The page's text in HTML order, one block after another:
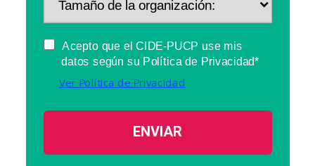
Ver Política de Privacidad
Acepto que el CIDE-PUCP use mis
datos según su Política de Privacidad*
ENVIAR